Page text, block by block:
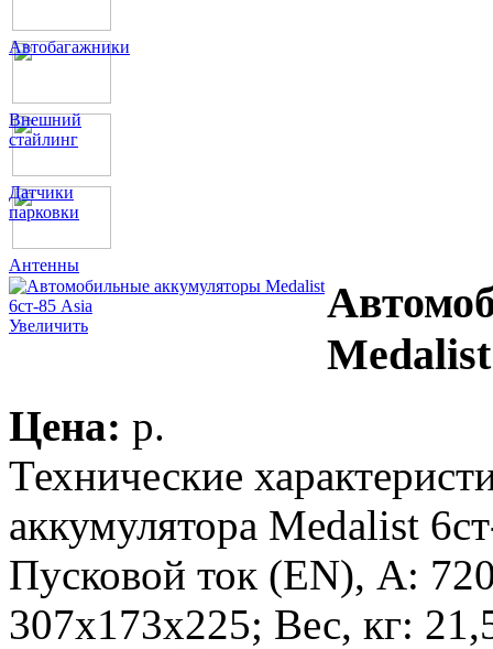
Автобагажники
Внешний
стайлинг
Датчики
парковки
Антенны
Увеличить
Цена: p.
Технические
аккумулятора Medalist
Пусковой ток (EN), А:
307х173х225; Вес, кг: